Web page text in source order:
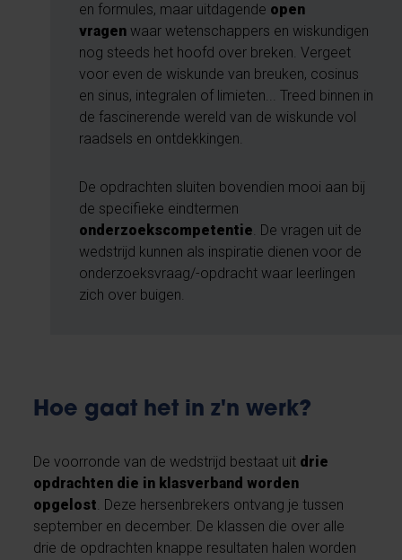
en formules, maar uitdagende open
vragen waar wetenschappers en wiskundigen
nog steeds het hoofd over breken. Vergeet
voor even de wiskunde van breuken, cosinus
en sinus, integralen of limieten... Treed binnen in
de fascinerende wereld van de wiskunde vol
raadsels en ontdekkingen.
De opdrachten sluiten bovendien mooi aan bij
de specifieke eindtermen
onderzoekscompetentie. De vragen uit de
wedstrijd kunnen als inspiratie dienen voor de
onderzoeksvraag/-opdracht waar leerlingen
zich over buigen.
Hoe gaat het in z'n werk?
De voorronde van de wedstrijd bestaat uit drie
opdrachten die in klasverband worden
opgelost. Deze hersenbrekers ontvang je tussen
september en december. De klassen die over alle
drie de opdrachten knappe resultaten halen worden